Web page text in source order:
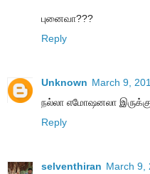
புனைவா???
Reply
Unknown March 9,
நல்லா எமோஷனலா
Reply
selventhiran March 9,